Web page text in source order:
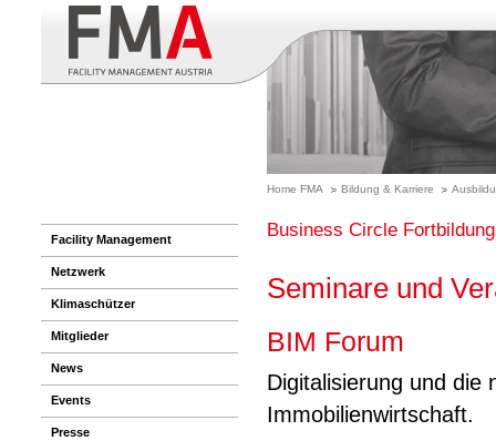
Home FMA Bildung & Karriere
Facility Management
Netzwerk
Klimaschützer
Mitglieder
News
Events
Presse
Business Circle
Seminare und
BIM Forum
Digitalisierung und die
Immobilienwirtschaft.